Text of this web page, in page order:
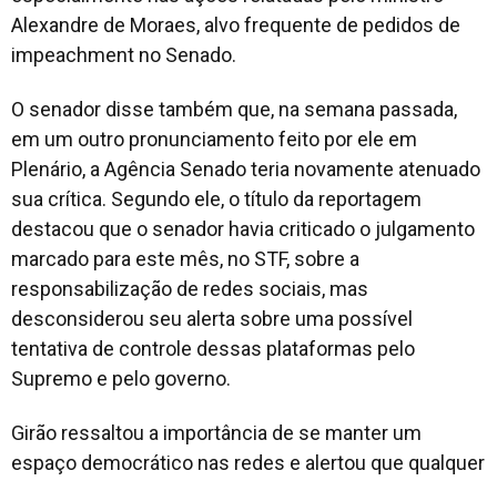
Alexandre de Moraes, alvo frequente de pedidos de
impeachment no Senado.
O senador disse também que, na semana passada,
em um outro pronunciamento feito por ele em
Plenário, a Agência Senado teria novamente atenuado
sua crítica. Segundo ele, o título da reportagem
destacou que o senador havia criticado o julgamento
marcado para este mês, no STF, sobre a
responsabilização de redes sociais, mas
desconsiderou seu alerta sobre uma possível
tentativa de controle dessas plataformas pelo
Supremo e pelo governo.
Girão ressaltou a importância de se manter um
espaço democrático nas redes e alertou que qualquer